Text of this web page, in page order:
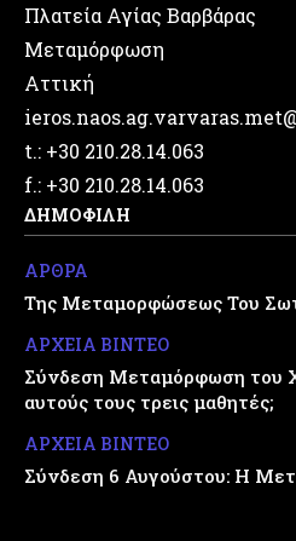
Πλατεία Αγίας Βαρβάρας
Μεταμόρφωση
Αττική
t.: +30 210.28.14.063
f.: +30 210.28.14.063
ΔΗΜΟΦΙΛΗ
ΑΡΘΡΑ
Της Μεταμορφώσεως Του
ΑΡΧΕΙΑ ΒΙΝΤΕΟ
Σύνδεση Μεταμόρφωση του
αυτούς τους τρεις μαθητές;
ΑΡΧΕΙΑ ΒΙΝΤΕΟ
Σύνδεση 6 Αυγούστου: Η